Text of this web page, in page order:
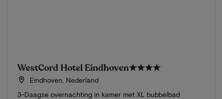
WestCord Hotel Eindhoven★★★★
Eindhoven, Nederland
3-Daagse overnachting in kamer met XL bubbelbad